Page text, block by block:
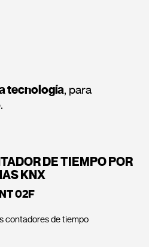
tecnología, para
DE TIEMPO POR
KNX
02F
contadores de tiempo